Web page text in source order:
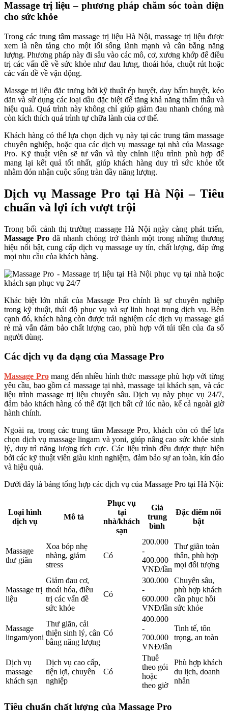
Massage trị liệu – phương pháp chăm sóc toàn diện
cho sức khỏe
Trong các trung tâm massage trị liệu Hà Nội, massage trị liệu được
xem là nền tảng cho một lối sống lành mạnh và cân bằng năng
lượng. Phương pháp này đi sâu vào các mô, cơ, xương khớp để điều
trị các vấn đề về sức khỏe như đau lưng, thoái hóa, chuột rút hoặc
các vấn đề về vận động.
Massge trị liệu đặc trưng bởi kỹ thuật ép huyệt, day bấm huyệt, kéo
dãn và sử dụng các loại dầu đặc biệt để tăng khả năng thẩm thấu và
hiệu quả. Quá trình này không chỉ giúp giảm đau nhanh chóng mà
còn kích thích quá trình tự chữa lành của cơ thể.
Khách hàng có thể lựa chọn dịch vụ này tại các trung tâm massage
chuyên nghiệp, hoặc qua các dịch vụ massage tại nhà của Massage
Pro. Kỹ thuật viên sẽ tư vấn và tùy chỉnh liệu trình phù hợp để
mang lại kết quả tốt nhất, giúp khách hàng duy trì sức khỏe tốt
nhằm đón nhận cuộc sống tràn đầy năng lượng.
Dịch vụ Massage Pro tại Hà Nội – Tiêu
chuẩn và lợi ích vượt trội
Trong bối cảnh thị trường massage Hà Nội ngày càng phát triển,
Massage Pro đã nhanh chóng trở thành một trong những thương
hiệu nổi bật, cung cấp dịch vụ massage uy tín, chất lượng, đáp ứng
mọi nhu cầu của khách hàng.
Khác biệt lớn nhất của Massage Pro chính là sự chuyên nghiệp
trong kỹ thuật, thái độ phục vụ và sự linh hoạt trong dịch vụ. Bên
cạnh đó, khách hàng còn được trải nghiệm các dịch vụ massage giá
rẻ mà vẫn đảm bảo chất lượng cao, phù hợp với túi tiền của đa số
người dùng.
Các dịch vụ đa dạng của Massage Pro
Massage Promang đến nhiều hình thức massage phù hợp với từng
yêu cầu, bao gồm cả massage tại nhà, massage tại khách sạn, và các
liệu trình massage trị liệu chuyên sâu. Dịch vụ này phục vụ 24/7,
đảm bảo khách hàng có thể đặt lịch bất cứ lúc nào, kể cả ngoài giờ
hành chính.
Ngoài ra, trong các trung tâm Massage Pro, khách còn có thể lựa
chọn dịch vụ massage lingam và yoni, giúp nâng cao sức khỏe sinh
lý, duy trì năng lượng tích cực. Các liệu trình đều được thực hiện
bởi các kỹ thuật viên giàu kinh nghiệm, đảm bảo sự an toàn, kín đáo
và hiệu quả.
Dưới đây là bảng tổng hợp các dịch vụ của Massage Pro tại Hà Nội:
Loại hình
dịch vụ
Mô tả
Phục vụ
tại
nhà/khách
sạn
Giá
trung
bình
Đặc điểm nổi
bật
Massage
thư giãn
Xoa bóp nhẹ
nhàng, giảm
stress
Có
200.000
-
400.000
VNĐ/lần
Thư giãn toàn
thân, phù hợp
mọi đối tượng
Massage trị
liệu
Giảm đau cơ,
thoái hóa, điều
trị các vấn đề
sức khỏe
Có
300.000
-
600.000
VNĐ/lần
Chuyên sâu,
phù hợp khách
cần phục hồi
sức khỏe
Massage
lingam/yoni
Thư giãn, cải
thiện sinh lý, cân
bằng năng lượng
Có
400.000
-
700.000
VNĐ/lần
Tinh tế, tôn
trọng, an toàn
Dịch vụ
massage
khách sạn
Dịch vụ cao cấp,
tiện lợi, chuyên
nghiệp
Có
Thuê
theo gói
hoặc
theo giờ
Phù hợp khách
du lịch, doanh
nhân
Tiêu chuẩn chất lượng của Massage Pro